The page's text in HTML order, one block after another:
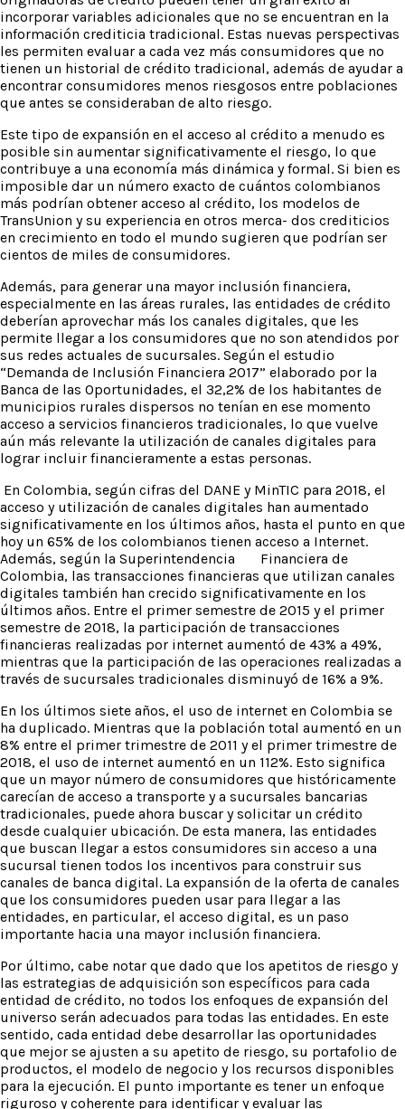
incorporar variables adicionales que no se encuentran en la
información crediticia tradicional. Estas nuevas perspectivas
les permiten evaluar a cada vez más consumidores que no
tienen un historial de crédito tradicional, además de ayudar a
encontrar consumidores menos riesgosos entre poblaciones
que antes se consideraban de alto riesgo.
Este tipo de expansión en el acceso al crédito a menudo es
posible sin aumentar significativamente el riesgo, lo que
contribuye a una economía más dinámica y formal. Si bien es
imposible dar un número exacto de cuántos colombianos
más podrían obtener acceso al crédito, los modelos de
TransUnion y su experiencia en otros merca- dos crediticios
en crecimiento en todo el mundo sugieren que podrían ser
cientos de miles de consumidores.
Además, para generar una mayor inclusión financiera,
especialmente en las áreas rurales, las entidades de crédito
deberían aprovechar más los canales digitales, que les
permite llegar a los consumidores que no son atendidos por
sus redes actuales de sucursales. Según el estudio
“Demanda de Inclusión Financiera 2017” elaborado por la
Banca de las Oportunidades, el 32,2% de los habitantes de
municipios rurales dispersos no tenían en ese momento
acceso a servicios financieros tradicionales, lo que vuelve
aún más relevante la utilización de canales digitales para
lograr incluir financieramente a estas personas.
En Colombia, según cifras del DANE y MinTIC para 2018, el
acceso y utilización de canales digitales han aumentado
significativamente en los últimos años, hasta el punto en que
hoy un 65% de los colombianos tienen acceso a Internet.
Además, según la Superintendencia Financiera de
Colombia, las transacciones financieras que utilizan canales
digitales también han crecido significativamente en los
últimos años. Entre el primer semestre de 2015 y el primer
semestre de 2018, la participación de transacciones
financieras realizadas por internet aumentó de 43% a 49%,
mientras que la participación de las operaciones realizadas a
través de sucursales tradicionales disminuyó de 16% a 9%.
En los últimos siete años, el uso de internet en Colombia se
ha duplicado. Mientras que la población total aumentó en un
8% entre el primer trimestre de 2011 y el primer trimestre de
2018, el uso de internet aumentó en un 112%. Esto significa
que un mayor número de consumidores que históricamente
carecían de acceso a transporte y a sucursales bancarias
tradicionales, puede ahora buscar y solicitar un crédito
desde cualquier ubicación. De esta manera, las entidades
que buscan llegar a estos consumidores sin acceso a una
sucursal tienen todos los incentivos para construir sus
canales de banca digital. La expansión de la oferta de canales
que los consumidores pueden usar para llegar a las
entidades, en particular, el acceso digital, es un paso
importante hacia una mayor inclusión financiera.
Por último, cabe notar que dado que los apetitos de riesgo y
las estrategias de adquisición son específicos para cada
entidad de crédito, no todos los enfoques de expansión del
universo serán adecuados para todas las entidades. En este
sentido, cada entidad debe desarrollar las oportunidades
que mejor se ajusten a su apetito de riesgo, su portafolio de
productos, el modelo de negocio y los recursos disponibles
para la ejecución. El punto importante es tener un enfoque
riguroso y coherente para identificar y evaluar las